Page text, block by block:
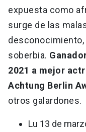
expuesta como
surge de las
soberbia.
2021 a mejor
Achtung Berlin
otros galardones.
Lu 13 de